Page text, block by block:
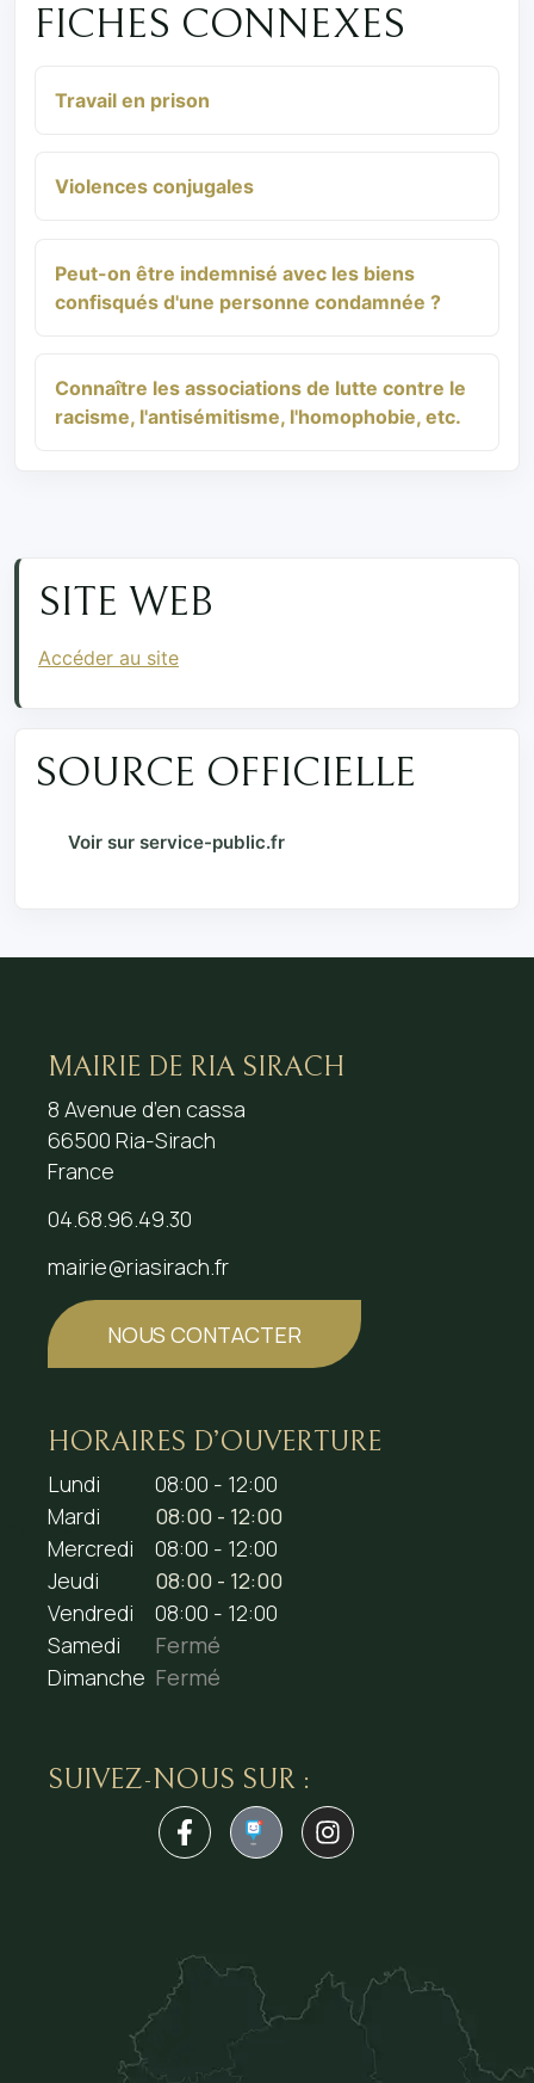
FICHES CONNEXES
Travail en prison
Violences conjugales
Peut-on être indemnisé avec les biens
confisqués d'une personne condamnée ?
Connaître les associations de lutte contre le
racisme, l'antisémitisme, l'homophobie, etc.
SITE WEB
Accéder au site
SOURCE OFFICIELLE
Voir sur service-public.fr
MAIRIE DE RIA SIRACH
8 Avenue d’en cassa
66500 Ria-Sirach
France
04.68.96.49.30
mairie@riasirach.fr
NOUS CONTACTER
HORAIRES D’OUVERTURE
Lundi
08:00 - 12:00
Mardi
08:00 - 12:00
Mercredi
08:00 - 12:00
Jeudi
08:00 - 12:00
Vendredi
08:00 - 12:00
Samedi
Fermé
Dimanche Fermé
SUIVEZ-NOUS SUR :
1